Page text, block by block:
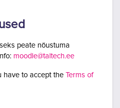
peate nõustuma
moodle@taltech.ee
have to accept the Terms of